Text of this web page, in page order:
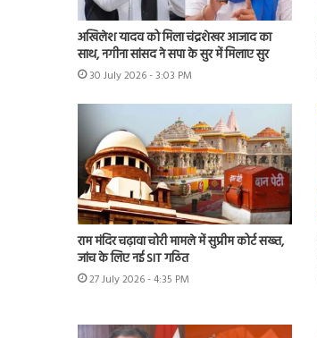
अखिलेश यादव को मिला चंद्रशेखर आजाद का
साथ, नगीना सांसद ने सपा के सुर में मिलाए सुर
30 July 2026 - 3:03 PM
राम मंदिर चढ़ावा चोरी मामले में सुप्रीम कोर्ट सख्त,
जांच के लिए नई SIT गठित
27 July 2026 - 4:35 PM